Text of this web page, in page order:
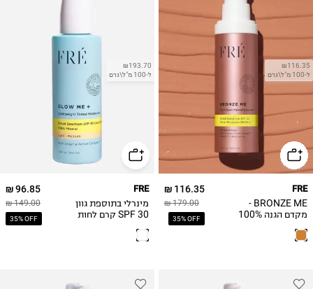
₪116.35
ל-100 מ"ל\גרם
116.35 ₪
179.00 ₪
35% OFF
FRE
BRONZE ME -
מקדם הגנה 100%
עם גוון משזף
₪193.70
ל-100 מ"ל\גרם
96.85 ₪
149.00 ₪
35% OFF
FRE
מינרלי בתוספת גוון
SPF 30 קרם לחות
MINERAL 30